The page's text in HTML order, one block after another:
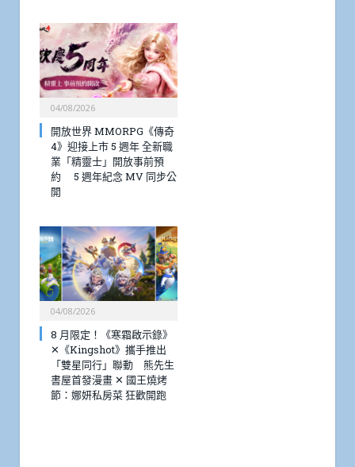
04/08/2026
開放世界 MMORPG《傳奇
4》迎接上市 5 週年 全新職
業「精靈士」開放事前預
約 5 週年紀念 MV 同步公
開
04/08/2026
8 月限定！《寒霜啟示錄》
✕《Kingshot》攜手推出
「雙星同行」聯動 熊先生
書屋首發漫畫 ✕ 國王燒烤
節：娜妍私房菜 狂歡開跑